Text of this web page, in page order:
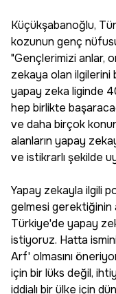
Küçükşabanoğlu,
kozunun genç
"Gençlerimizi anlar,
zekaya olan
yapay zeka liginde
hep birlikte
ve daha birçok
alanların yapay
ve istikrarlı şekilde
Yapay zekayla ilgili
gelmesi gerektiğinin
Türkiye'de yapay
istiyoruz. Hatta
Arf' olmasını
için bir lüks değil,
iddialı bir ülke için